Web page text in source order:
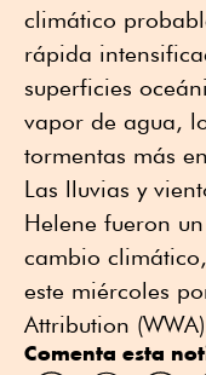
climático
rápida
superficies
vapor de agua,
tormentas más
Las lluvias y
Helene fueron
cambio
este miércoles
Attribution
Comenta esta